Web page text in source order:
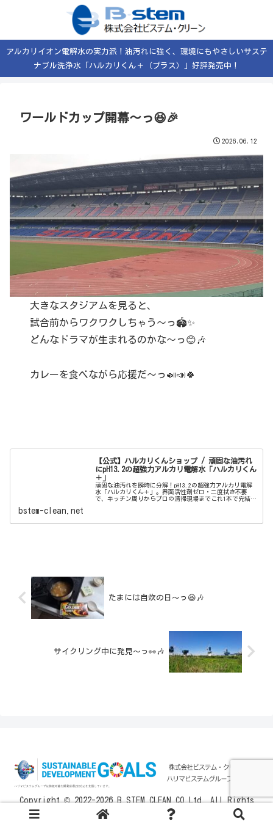
アルカリイオン電解水の実力派！油汚れに強く、環境にもやさしいサステ
ナブル洗浄水「ハルカリくん＋（プラス）」好評発売中！
ワールドカップ開幕〜っ😆🎉
2026.06.12
大きなスタジアムを見ると、
試合前からワクワクしちゃう〜っ🏟️✨
どんなドラマが生まれるのかな〜っ😊🎶
カレーを食べながら応援だ〜っ🍛📣🍀
【公式】ハルカリくんショップ / 頑固な油汚れ
にpH13.2の超強力アルカリ電解水「ハルカリくん
＋」
頑固な油汚れを瞬時に分解！pH13.2の超強力アルカリ電解
水「ハルカリくん＋」。界面活性剤ゼロ・二度拭き不要
で、キッチン周りからプロの清掃現場までこれ1本で完結。
bstem-clean.net
たまには自炊の日〜っ😆🎶
サイクリング中に発見〜っ👀🎶
Copyright © 2022-2026 B.STEM CLEAN CO.Ltd. All Rights